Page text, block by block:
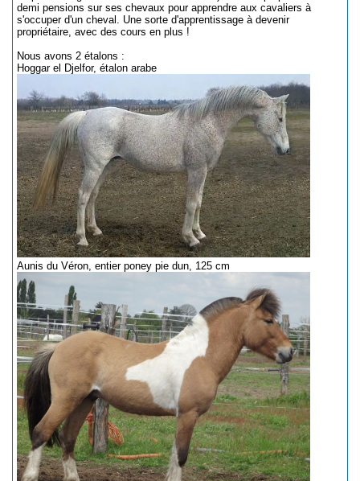
demi pensions sur ses chevaux pour apprendre aux cavaliers à
s'occuper d'un cheval. Une sorte d'apprentissage à devenir
propriétaire, avec des cours en plus !
Nous avons 2 étalons :
Hoggar el Djelfor, étalon arabe
Aunis du Véron, entier poney pie dun, 125 cm